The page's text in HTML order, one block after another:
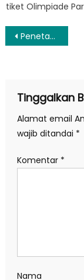
tiket Olimpiade
Navigasi
Penetapan Tersangka Kabasarnas Henri, KPK Pastikan Sudah Bersinergi dengan Mabes TNI
Tinggalkan
Alamat email
wajib ditandai *
Komentar *
Nama